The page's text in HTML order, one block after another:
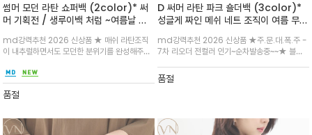
썸머 모던 라탄 쇼퍼백 (2color)* 써
머 기획전 / 생루이백 처럼 ~여름날 편
하게 들기 좋은 여유있는 사이즈로 가벼
움과 수납력 심플함 을 모두 갖춘 써머백
md강력추천 2026 신상품 ★ 매쉬 라탄조직
이 내추럴하면서도 모던한 분위기를 완성해주는
데일리하게 활용하기 좋습니다. 가볍고 유연한
소재감에 레더라이크 숄더 스트랩을 더해 안정감
있게 착용
품절
D 써머 라탄 파크 숄더백 (3color)*
성글게 짜인 메쉬 네트 조직이 여름 무드
를 세련되게 완성해주는 파크 토트백
md강력추천 2026 신상품 ★주.문.대.폭.주 -
7차 리오더 전컬러 인기~순차발송중~~★ 블랙,
라 담백하게 매치하기 좋으며, 가볍고 유연한 소
재감이 데일리 코디 완성
품절